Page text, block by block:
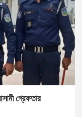
গ্রেফতার